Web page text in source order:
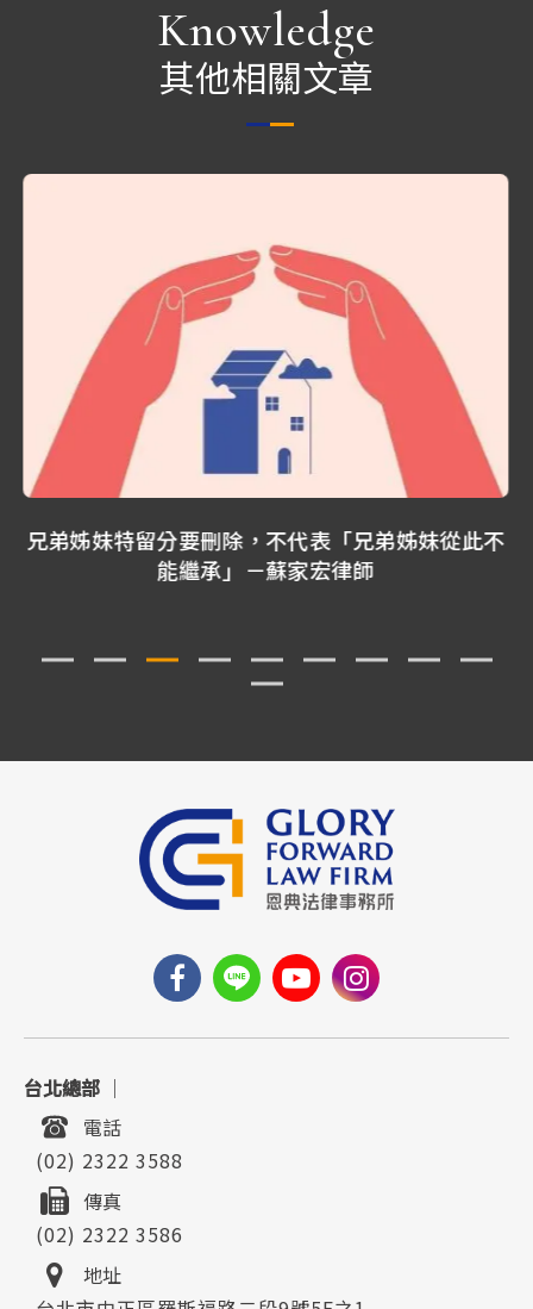
Knowledge
其他相關文章
姊妹從此不
大S孝親房恐不保？開箱我13年前寫
我想保護媽媽的及時保障－蘇家
台北總部 ｜
地址
電話
(02) 2322 3588
傳真
(02) 2322 3586